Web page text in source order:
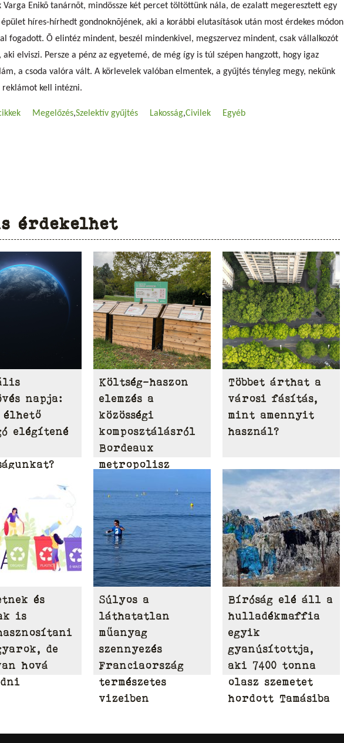
Varga Enikõ tanárnõt, mindössze két percet töltöttünk nála, de ezalatt megeresztett egy
híres-hírhedt gondnoknõjének, aki a korábbi elutasítások után most érdekes módon
fogadott. Õ elintéz mindent, beszél mindenkivel, megszervez mindent, csak vállalkozót
aki elviszi. Persze a pénz az egyetemé, de még így is túl szépen hangzott, hogy igaz
lám, a csoda valóra vált. A körlevelek valóban elmentek, a gyűjtés tényleg megy, nekünk
reklámot kell intézni.
Megelőzés Szelektív gyűjtés Lakosság Civilek Egyéb
érdekelhet
napja:
élhető
elégítené
Költség-haszon
elemzés a
közösségi
komposztálásról
Bordeaux
metropolisz
Többet árthat a
városi fásítás,
mint amennyit
használ?
és
is
de
hová
Súlyos a
láthatatlan
műanyag
szennyezés
Franciaország
természetes
vizeiben
Bíróság elé áll a
hulladékmaffia
egyik
gyanúsítottja,
aki 7400 tonna
olasz szemetet
hordott Tamásiba